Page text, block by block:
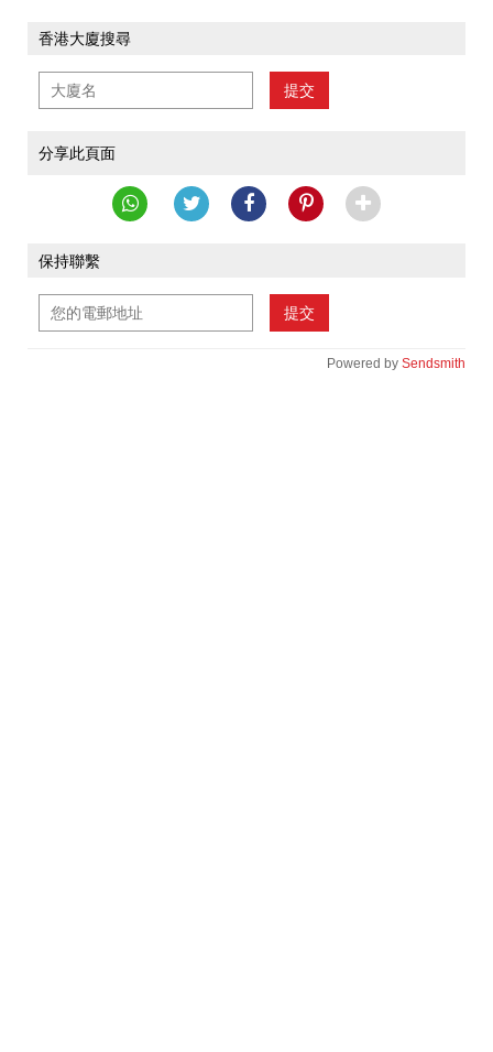
香港大廈搜尋
提交
分享此頁面
保持聯繫
提交
Powered by Sendsmith